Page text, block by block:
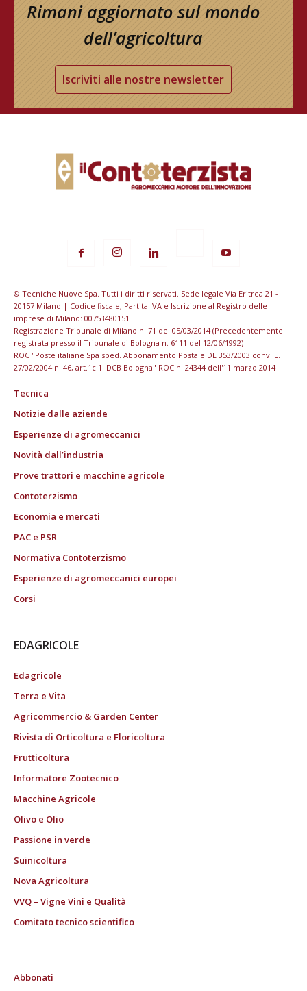
Rimani aggiornato sul mondo
dell’agricoltura
Iscriviti alle nostre newsletter
© Tecniche Nuove Spa. Tutti i diritti riservati. Sede legale Via Eritrea 21 -
20157 Milano | Codice fiscale, Partita IVA e Iscrizione al Registro delle
imprese di Milano: 00753480151
Registrazione Tribunale di Milano n. 71 del 05/03/2014 (Precedentemente
registrata presso il Tribunale di Bologna n. 6111 del 12/06/1992)
ROC "Poste italiane Spa sped. Abbonamento Postale DL 353/2003 conv. L.
27/02/2004 n. 46, art.1c.1: DCB Bologna" ROC n. 24344 dell'11 marzo 2014
Tecnica
Notizie dalle aziende
Esperienze di agromeccanici
Novità dall’industria
Prove trattori e macchine agricole
Contoterzismo
Economia e mercati
PAC e PSR
Normativa Contoterzismo
Esperienze di agromeccanici europei
Corsi
EDAGRICOLE
Edagricole
Terra e Vita
Agricommercio & Garden Center
Rivista di Orticoltura e Floricoltura
Frutticoltura
Informatore Zootecnico
Macchine Agricole
Olivo e Olio
Passione in verde
Suinicoltura
Nova Agricoltura
VVQ – Vigne Vini e Qualità
Comitato tecnico scientifico
Abbonati